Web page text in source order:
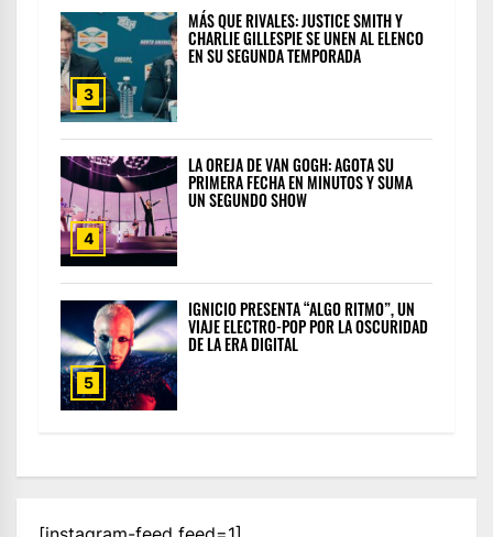
3
MÁS QUE RIVALES: JUSTICE SMITH Y
CHARLIE GILLESPIE SE UNEN AL ELENCO
EN SU SEGUNDA TEMPORADA
4
LA OREJA DE VAN GOGH: AGOTA SU
PRIMERA FECHA EN MINUTOS Y SUMA
UN SEGUNDO SHOW
5
IGNICIO PRESENTA “ALGO RITMO”, UN
VIAJE ELECTRO-POP POR LA OSCURIDAD
DE LA ERA DIGITAL